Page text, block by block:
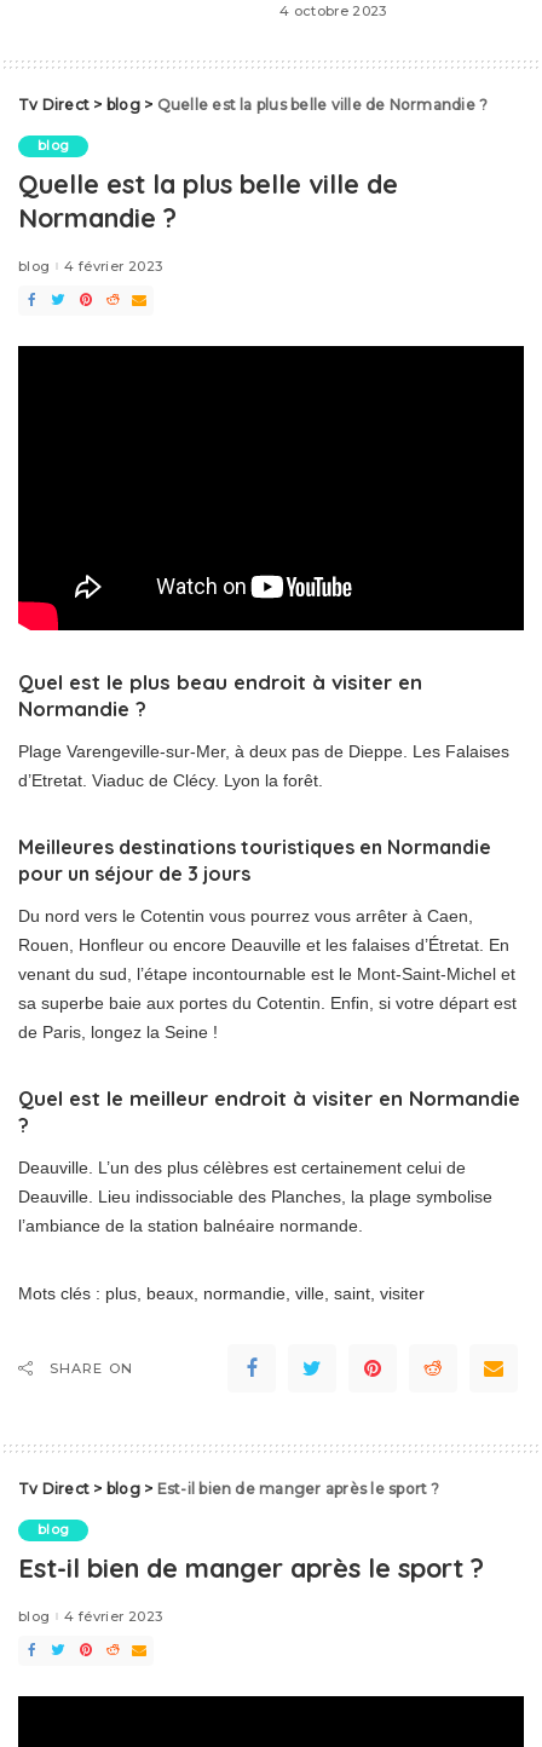
4 octobre 2023
Tv Direct > blog> Quelle est la plus belle ville de Normandie ?
blog
Quelle est la plus belle ville de
Normandie ?
blog 4 février 2023
Quel est le plus beau endroit à visiter en
Normandie ?
Plage Varengeville-sur-Mer, à deux pas de Dieppe. Les Falaises
d’Etretat. Viaduc de Clécy. Lyon la forêt.
Meilleures destinations touristiques en Normandie
pour un séjour de 3 jours
Du nord vers le Cotentin vous pourrez vous arrêter à Caen,
Rouen, Honfleur ou encore Deauville et les falaises d’Étretat. En
venant du sud, l’étape incontournable est le Mont-Saint-Michel et
sa superbe baie aux portes du Cotentin. Enfin, si votre départ est
de Paris, longez la Seine !
Quel est le meilleur endroit à visiter en Normandie
?
Deauville. L’un des plus célèbres est certainement celui de
Deauville. Lieu indissociable des Planches, la plage symbolise
l’ambiance de la station balnéaire normande.
Mots clés : plus, beaux, normandie, ville, saint, visiter
SHARE ON
Tv Direct > blog> Est-il bien de manger après le sport ?
blog
Est-il bien de manger après le sport ?
blog 4 février 2023